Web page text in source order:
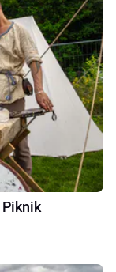
Piknik